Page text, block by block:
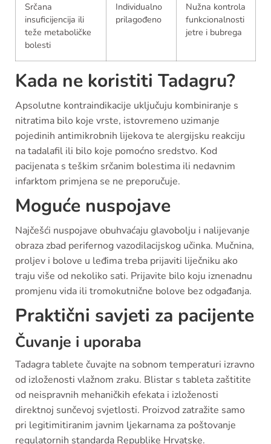
Srčana
insuficijencija ili
teže metaboličke
bolesti
Individualno
prilagođeno
Nužna kontrola
funkcionalnosti
jetre i bubrega
Kada ne koristiti Tadagru?
Apsolutne kontraindikacije uključuju kombiniranje s
nitratima bilo koje vrste, istovremeno uzimanje
pojedinih antimikrobnih lijekova te alergijsku reakciju
na tadalafil ili bilo koje pomoćno sredstvo. Kod
pacijenata s teškim srčanim bolestima ili nedavnim
infarktom primjena se ne preporučuje.
Moguće nuspojave
Najčešći nuspojave obuhvaćaju glavobolju i nalijevanje
obraza zbad perifernog vazodilacijskog učinka. Mučnina,
proljev i bolove u leđima treba prijaviti liječniku ako
traju više od nekoliko sati. Prijavite bilo koju iznenadnu
promjenu vida ili tromokutnične bolove bez odgađanja.
Praktični savjeti za pacijente
Čuvanje i uporaba
Tadagra tablete čuvajte na sobnom temperaturi izravno
od izloženosti vlažnom zraku. Blistar s tableta zaštitite
od neispravnih mehaničkih efekata i izloženosti
direktnoj sunčevoj svjetlosti. Proizvod zatražite samo
pri legitimitiranim javnim ljekarnama za poštovanje
regulatornih standarda Republike Hrvatske.